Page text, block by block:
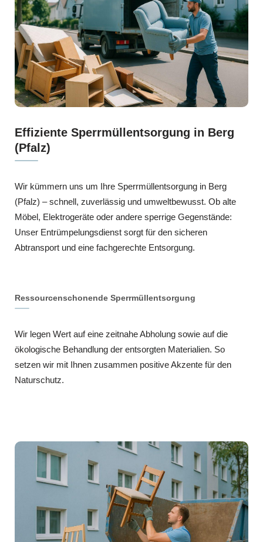
Effiziente Sperrmüllentsorgung in Berg
(Pfalz)
Wir kümmern uns um Ihre Sperrmüllentsorgung in Berg
(Pfalz) – schnell, zuverlässig und umweltbewusst. Ob alte
Möbel, Elektrogeräte oder andere sperrige Gegenstände:
Unser Entrümpelungsdienst sorgt für den sicheren
Abtransport und eine fachgerechte Entsorgung.
Ressourcenschonende Sperrmüllentsorgung
Wir legen Wert auf eine zeitnahe Abholung sowie auf die
ökologische Behandlung der entsorgten Materialien. So
setzen wir mit Ihnen zusammen positive Akzente für den
Naturschutz.